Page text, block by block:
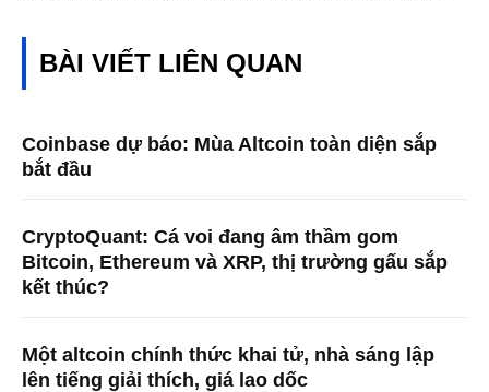
BÀI VIẾT LIÊN QUAN
Coinbase dự báo: Mùa Altcoin toàn diện sắp
bắt đầu
CryptoQuant: Cá voi đang âm thầm gom
Bitcoin, Ethereum và XRP, thị trường gấu sắp
kết thúc?
Một altcoin chính thức khai tử, nhà sáng lập
lên tiếng giải thích, giá lao dốc